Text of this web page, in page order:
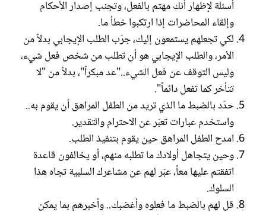
أسئلة لإظهار أنك مهتم بالفعل، وتجنب إصدار الأحكام
وإلقاء المحاضرات إذا ارتكبوا خطأ ما.
لكي تجعلهم يستمعون إليك، جرّب الطلب الإيجابي بدلاً من
الأمر، والطلب الإيجابي هو أن تطلب من شخص فعل شيء،
وليس التوقف عن فعل الشيء.."عد مبكراً"، بدلاً من "لا
تتأخر كما تفعل دائماً".
حدّد بالضبط ما الذي تريد من الطفل المراهق أن يقوم به..
واستخدم عبارات تعبّر عن الاحترام والتقدير.
امدح الطفل المراهق حين يقوم بتنفيذ الطلب.
وحين يتجاهل أولادك ما تطلبه منهم، أو يخالفون قاعدة
اتفقتم عليها معاً، عبّر لهم عن مشاعرك السلبية تجاه هذا
السلوك.
قل لهم بالضبط ما فعلوه وأغضبك.. وأخبرهم بما يمكن